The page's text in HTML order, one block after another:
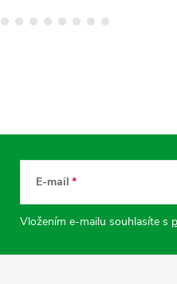
E-mail
Vložením e-mailu souhlasíte s